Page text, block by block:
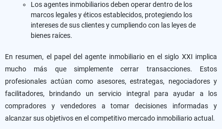
Los agentes inmobiliarios deben operar dentro de los
marcos legales y éticos establecidos, protegiendo los
intereses de sus clientes y cumpliendo con las leyes de
bienes raíces.
En resumen, el papel del agente inmobiliario en el siglo XXI implica
mucho más que simplemente cerrar transacciones. Estos
profesionales actúan como asesores, estrategas, negociadores y
facilitadores, brindando un servicio integral para ayudar a los
compradores y vendedores a tomar decisiones informadas y
alcanzar sus objetivos en el competitivo mercado inmobiliario actual.